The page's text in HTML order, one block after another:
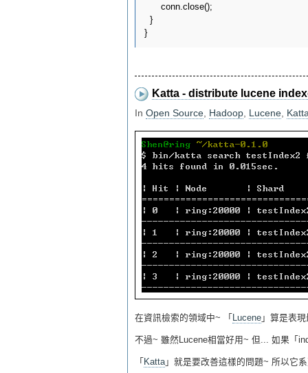
      conn.close();
  }
}
Katta - distribute lucene
In Open Source Hadoop Lucene
在資訊檢索的領域中~ 「 Lucene 」算是表
不過~ 雖然Lucene相當好用~ 但... 如果「
「 Katta 」就是要改善這樣的問題~ 所以它